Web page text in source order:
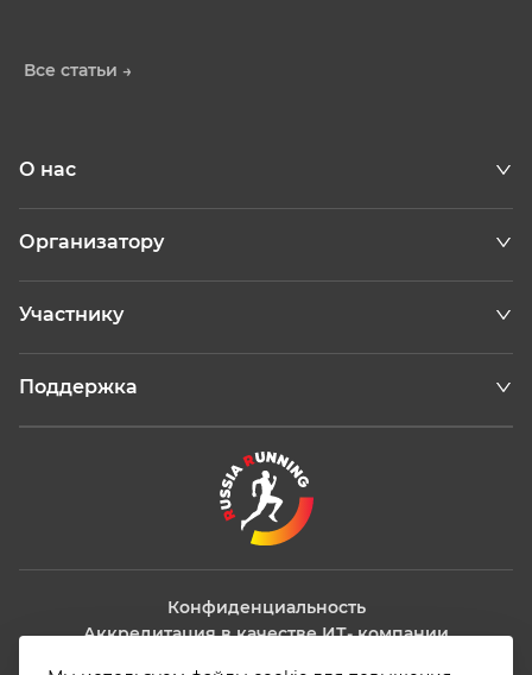
Все статьи →
О нас
Организатору
Участнику
Поддержка
Конфиденциальность
Аккредитация в качестве ИТ- компании